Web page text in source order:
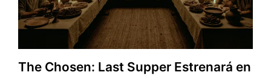
The Chosen: Last Supper Estrenará en